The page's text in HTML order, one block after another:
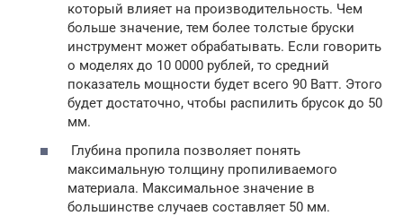
который влияет на производительность. Чем
больше значение, тем более толстые бруски
инструмент может обрабатывать. Если говорить
о моделях до 10 0000 рублей, то средний
показатель мощности будет всего 90 Ватт. Этого
будет достаточно, чтобы распилить брусок до 50
мм.
Глубина пропила позволяет понять
максимальную толщину пропиливаемого
материала. Максимальное значение в
большинстве случаев составляет 50 мм.